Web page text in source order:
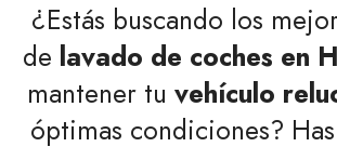
¿Estás buscando los
de lavado de coches en
mantener tu vehículo
óptimas condiciones?